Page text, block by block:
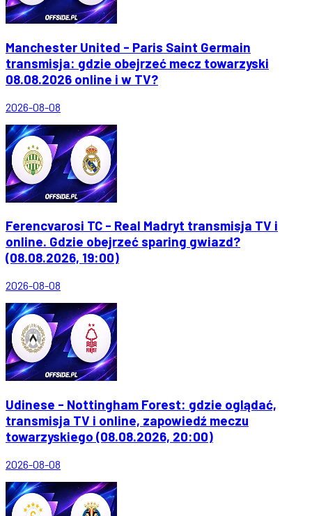
Manchester United - Paris Saint Germain
transmisja: gdzie obejrzeć mecz towarzyski
08.08.2026 online i w TV?
2026-08-08
Ferencvarosi TC - Real Madryt transmisja TV i
online. Gdzie obejrzeć sparing gwiazd?
(08.08.2026, 19:00)
2026-08-08
Udinese - Nottingham Forest: gdzie oglądać,
transmisja TV i online, zapowiedź meczu
towarzyskiego (08.08.2026, 20:00)
2026-08-08